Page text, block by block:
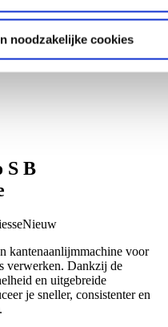
noodzakelijke cookies
S B
Nieuw
kantenaanlijmmachine voor
verwerken. Dankzij de
en uitgebreide
je sneller, consistenter en